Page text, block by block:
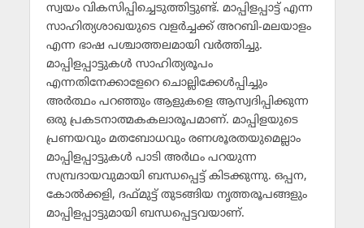
സ്വയം വികസിപ്പിച്ചെടുത്തിട്ടുണ്ട്. മാപ്പിളപ്പാട്ട് എന്ന
സാഹിത്യശാഖയുടെ വളര്‍ച്ചക്ക് അറബി-മലയാളം
എന്ന ഭാഷ പശ്ചാത്തലമായി വര്‍ത്തിച്ചു.
മാപ്പിളപ്പാട്ടുകള്‍ സാഹിത്യരൂപം
എന്നതിനേക്കാളേറെ ചൊല്ലിക്കേള്‍പ്പിച്ചും
അര്‍ത്ഥം പറഞ്ഞും ആളുകളെ ആസ്വദിപ്പിക്കുന്ന
ഒരു പ്രകടനാത്മകകലാരൂപമാണ്. മാപ്പിളയുടെ
പ്രണയവും മതബോധവും രണശൂരതയുമെല്ലാം
മാപ്പിളപ്പാട്ടുകള്‍ പാടി അര്‍ഥം പറയുന്ന
സമ്പ്രദായവുമായി ബന്ധപ്പെട്ട് കിടക്കുന്നു. ഒപ്പന,
കോല്‍ക്കളി, ദഫ്മുട്ട് തുടങ്ങിയ നൃത്തരൂപങ്ങളും
മാപ്പിളപ്പാട്ടുമായി ബന്ധപ്പെട്ടവയാണ്.